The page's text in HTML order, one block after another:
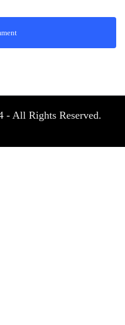
- All Rights Reserved.